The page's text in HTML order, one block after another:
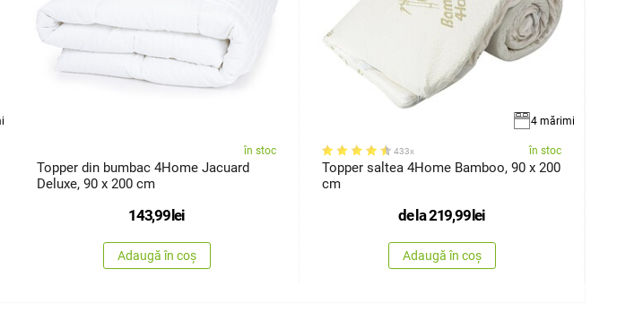
în stoc
Topper din bumbac 4Home Jacuard
Deluxe, 90 x 200 cm
143,99lei
Adaugă în coș
4 mărimi
433x în stoc
Topper saltea 4Home Bamboo, 90 x 200
cm
de la219,99lei
Adaugă în coș